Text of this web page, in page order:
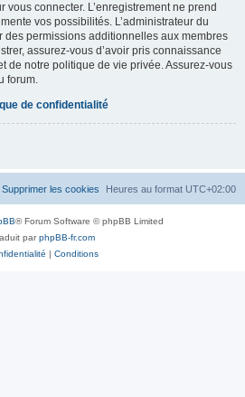
vous connecter. L’enregistrement ne prend
vos possibilités. L’administrateur du
des permissions additionnelles aux membres
assurez-vous d’avoir pris connaissance
de notre politique de vie privée. Assurez-vous
forum.
de confidentialité
Heures au format UTC+02:00
Supprimer les cookies
® Forum Software © phpBB Limited
parphpBB-fr.com
| Conditions